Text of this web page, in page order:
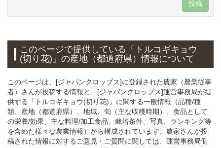
投稿
このページで提供している「トルコギキョウ
(切り花)」の産地（都道府県）情報について
このページは、[ジャパンクロップス]に登録された農家（農業従事
者）さんが投稿する情報と、[ジャパンクロップス]運営事務局が提
供する「トルコギキョウ(切り花)」に関する一般情報（品種/種
類、産地（都道府県）、地域、旬（主な収穫時期）、食品として
の栄養/効果、主な料理/加工食品、栽培条件、写真、ランキング等
を含めた様々な農業情報）から構成されています。農家さんが投
稿された情報に対するご意見・ご質問に関しては、運営事務局側